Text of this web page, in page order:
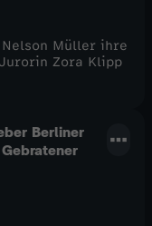
Müller ihre
Zora Klipp
Berliner